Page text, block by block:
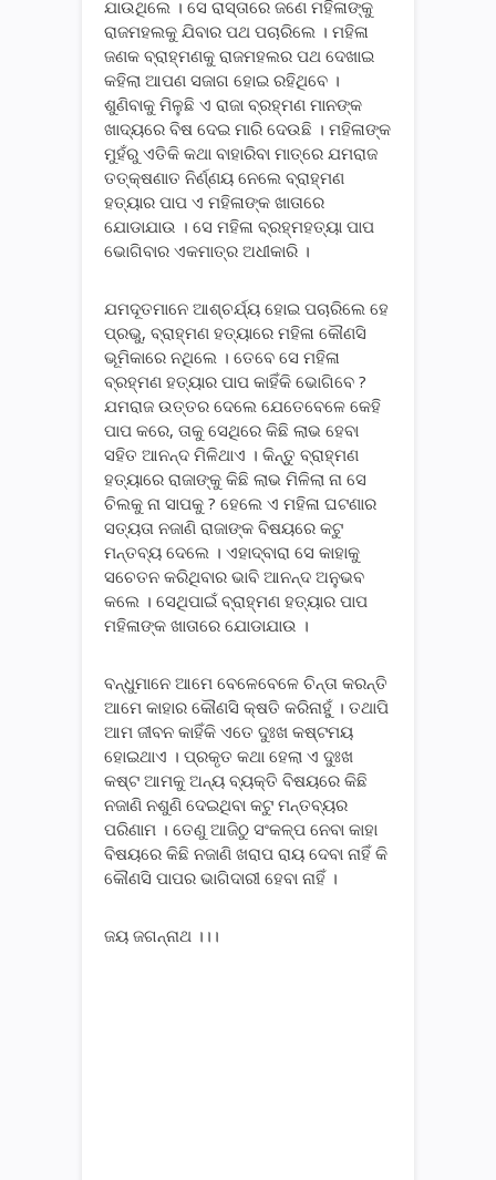
ଯାଉଥିଲେ । ସେ ରାସ୍ତାରେ ଜଣେ ମହିଳାଙ୍କୁ
ରାଜମହଲକୁ ଯିବାର ପଥ ପଚାରିଲେ । ମହିଳା
ଜଣକ ବ୍ରାହ୍ମଣକୁ ରାଜମହଲର ପଥ ଦେଖାଇ
କହିଲା ଆପଣ ସଜାଗ ହୋଇ ରହିଥିବେ ।
ଶୁଣିବାକୁ ମିଳୁଛି ଏ ରାଜା ବ୍ରହ୍ମଣ ମାନଙ୍କ
ଖାଦ୍ୟରେ ବିଷ ଦେଇ ମାରି ଦେଉଛି । ମହିଳାଙ୍କ
ମୁହଁରୁ ଏତିକି କଥା ବାହାରିବା ମାତ୍ରେ ଯମରାଜ
ତତ୍କ୍ଷଣାତ ନିର୍ଣ୍ଣୟ ନେଲେ ବ୍ରାହ୍ମଣ
ହତ୍ୟାର ପାପ ଏ ମହିଳାଙ୍କ ଖାତାରେ
ଯୋଡାଯାଉ । ସେ ମହିଳା ବ୍ରହ୍ମହତ୍ୟା ପାପ
ଭୋଗିବାର ଏକମାତ୍ର ଅଧୀକାରି ।
ଯମଦୂତମାନେ ଆଶ୍ଚର୍ଯ୍ୟ ହୋଇ ପଚାରିଲେ ହେ
ପ୍ରଭୁ, ବ୍ରାହ୍ମଣ ହତ୍ୟାରେ ମହିଳା କୌଣସି
ଭୂମିକାରେ ନଥିଲେ । ତେବେ ସେ ମହିଳା
ବ୍ରହ୍ମଣ ହତ୍ୟାର ପାପ କାହିଁକି ଭୋଗିବେ ?
ଯମରାଜ ଉତ୍ତର ଦେଲେ ଯେତେବେଳେ କେହି
ପାପ କରେ, ତାକୁ ସେଥିରେ କିଛି ଲାଭ ହେବା
ସହିତ ଆନନ୍ଦ ମିଳିଥାଏ । କିନ୍ତୁ ବ୍ରାହ୍ମଣ
ହତ୍ୟାରେ ରାଜାଙ୍କୁ କିଛି ଲାଭ ମିଳିଲା ନା ସେ
ଚିଲକୁ ନା ସାପକୁ ? ହେଲେ ଏ ମହିଳା ଘଟଣାର
ସତ୍ୟତା ନଜାଣି ରାଜାଙ୍କ ବିଷୟରେ କଟୁ
ମନ୍ତବ୍ୟ ଦେଲେ । ଏହାଦ୍ବାରା ସେ କାହାକୁ
ସଚେତନ କରିଥିବାର ଭାବି ଆନନ୍ଦ ଅନୁଭବ
କଲେ । ସେଥିପାଇଁ ବ୍ରାହ୍ମଣ ହତ୍ୟାର ପାପ
ମହିଳାଙ୍କ ଖାତାରେ ଯୋଡାଯାଉ ।
ବନ୍ଧୁମାନେ ଆମେ ବେଳେବେଳେ ଚିନ୍ତା କରନ୍ତି
ଆମେ କାହାର କୌଣସି କ୍ଷତି କରିନାହୁଁ । ତଥାପି
ଆମ ଜୀବନ କାହିଁକି ଏତେ ଦୁଃଖ କଷ୍ଟମୟ
ହୋଇଥାଏ । ପ୍ରକୃତ କଥା ହେଲା ଏ ଦୁଃଖ
କଷ୍ଟ ଆମକୁ ଅନ୍ୟ ବ୍ୟକ୍ତି ବିଷୟରେ କିଛି
ନଜାଣି ନଶୁଣି ଦେଇଥିବା କଟୁ ମନ୍ତବ୍ୟର
ପରିଣାମ । ତେଣୁ ଆଜିଠୁ ସଂକଳ୍ପ ନେବା କାହା
ବିଷୟରେ କିଛି ନଜାଣି ଖରାପ ରାୟ ଦେବା ନାହିଁ କି
କୌଣସି ପାପର ଭାଗିଦାରୀ ହେବା ନାହିଁ ।
ଜୟ ଜଗନ୍ନାଥ ।।।